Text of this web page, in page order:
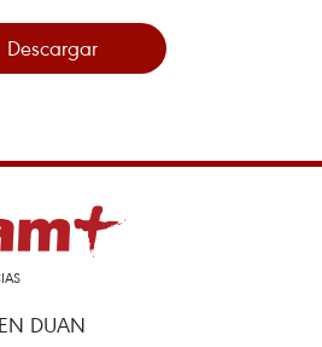
Descargar
DUAN